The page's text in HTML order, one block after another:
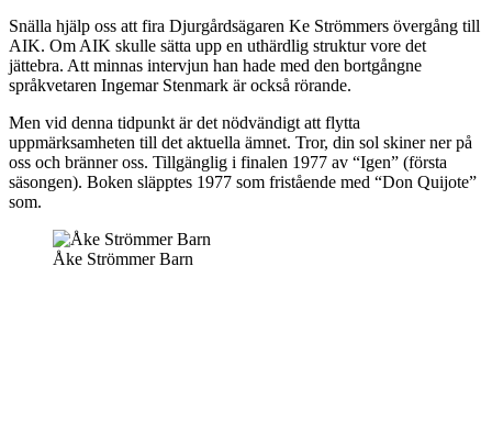
Snälla hjälp oss att fira Djurgårdsägaren Ke Strömmers övergång till
AIK. Om AIK skulle sätta upp en uthärdlig struktur vore det
jättebra. Att minnas intervjun han hade med den bortgångne
språkvetaren Ingemar Stenmark är också rörande.
Men vid denna tidpunkt är det nödvändigt att flytta
uppmärksamheten till det aktuella ämnet. Tror, din sol skiner ner på
oss och bränner oss. Tillgänglig i finalen 1977 av “Igen” (första
säsongen). Boken släpptes 1977 som fristående med “Don Quijote”
som.
Åke Strömmer Barn